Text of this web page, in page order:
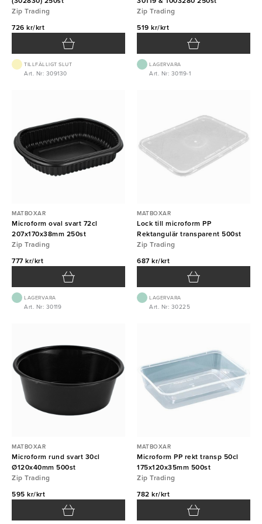
Zip Trading
726 kr/krt
TILLFÄLLIGT SLUT
Art. Nr: 309130
Zip Trading
519 kr/krt
LAGERVARA
Art. Nr: 30119-1
MATBOXAR
Microform oval svart 72cl
207x170x38mm 250st
Zip Trading
777 kr/krt
LAGERVARA
Art. Nr: 30119
MATBOXAR
Lock till microform PP
Rektangulär transparent 500st
Zip Trading
687 kr/krt
LAGERVARA
Art. Nr: 30225
MATBOXAR
Microform rund svart 30cl
Ø120x40mm 500st
Zip Trading
595 kr/krt
MATBOXAR
Microform PP rekt transp 50cl
175x120x35mm 500st
Zip Trading
782 kr/krt